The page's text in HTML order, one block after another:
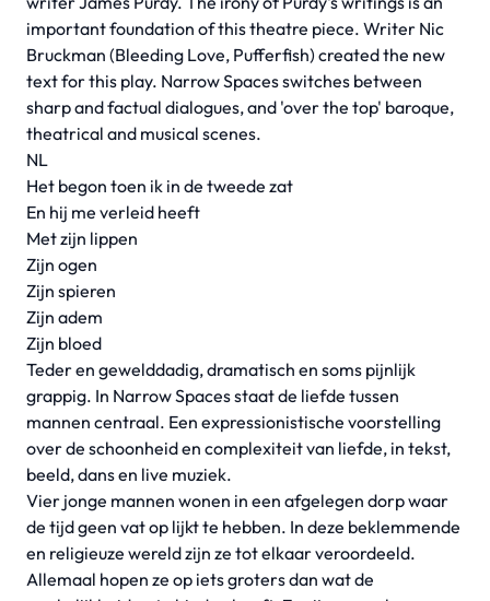
important foundation of this theatre piece. Writer Nic
Bruckman (Bleeding Love, Pufferfish) created the new
text for this play. Narrow Spaces switches between
sharp and factual dialogues, and 'over the top' baroque,
theatrical and musical scenes.
NL
Het begon toen ik in de tweede zat
En hij me verleid heeft
Met zijn lippen
Zijn ogen
Zijn spieren
Zijn adem
Zijn bloed
Teder en gewelddadig, dramatisch en soms pijnlijk
grappig. In Narrow Spaces staat de liefde tussen
mannen centraal. Een expressionistische voorstelling
over de schoonheid en complexiteit van liefde, in tekst,
beeld, dans en live muziek.
Vier jonge mannen wonen in een afgelegen dorp waar
de tijd geen vat op lijkt te hebben. In deze beklemmende
en religieuze wereld zijn ze tot elkaar veroordeeld.
Allemaal hopen ze op iets groters dan wat de